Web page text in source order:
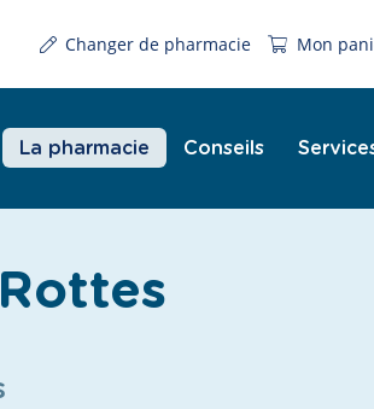
Changer de pharmacie Mon
La pharmacie Conseils